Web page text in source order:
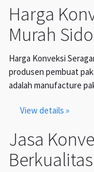
Harga
Murah
Harga Konveksi
produsen pembuat
adalah manufacture
View details »
Jasa